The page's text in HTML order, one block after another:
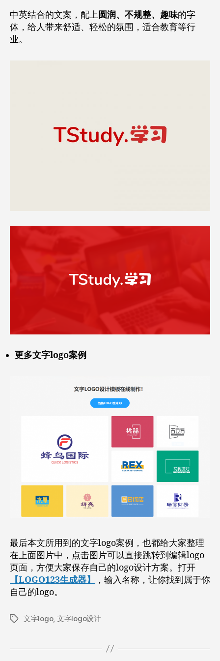
中英结合的文案，配上圆润、不规整、趣味的字
体，给人带来舒适、轻松的氛围，适合教育等行
业。
更多文字logo案例
最后本文所用到的文字logo案例，也都给大家整理
在上面图片中，点击图片可以直接跳转到编辑logo
页面，方便大家保存自己的logo设计方案。打开
【LOGO123生成器】
，输入名称，让你找到属于你
自己的logo。
标
文字logo, 文字logo设计